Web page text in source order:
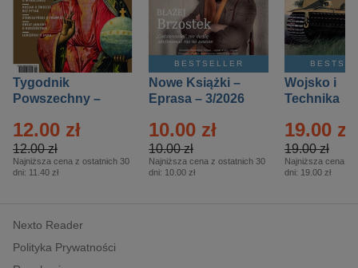
Tygodnik
Powszechny –
12.00 zł
12.00 zł
Najniższa cena z ostatnich 30
dni: 11.40 zł
BESTSELLER
Nowe Książki –
Eprasa – 3/2026
10.00 zł
10.00 zł
Najniższa cena z ostatnich 30
dni: 10.00 zł
Wojsko i
Technika
– 2/2026
19.00 zł
19.00 zł
Najniższa cena z
dni: 19.00 zł
Nexto Reader
Polityka Prywatności